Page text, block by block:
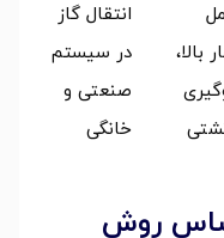
بالا،
انتقال گاز
در سیستم
صنعتی و
خانگی
اساس روش